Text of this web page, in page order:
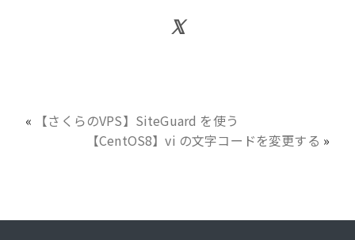
«
【さくらのVPS】SiteGuard を使う
【CentOS8】vi の文字コードを変更する »